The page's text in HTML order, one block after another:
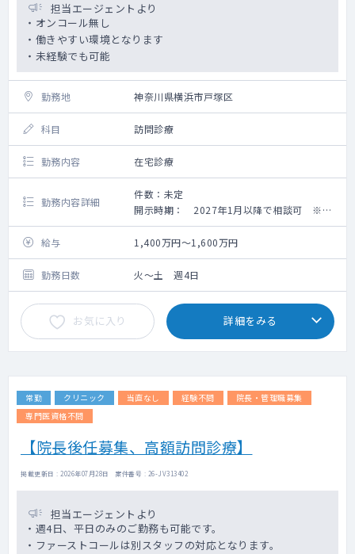
担当エージェントより
・オンコール無し
・働きやすい環境となります
・未経験でも可能
勤務地 神奈川県横浜市戸塚区
科目 訪問診療
勤務内容 在宅診療
勤務内容詳細
件数：未定
開示時期： 2027年1月以降で相談可 ※最
初は病院勤務その後在宅クリニック勤務を予
定しています
勤務内容： 在宅クリニック院長
訪問先 ： 居宅・施設共にあるが、居宅が
多くなる想定
曜日 ： 火曜日～土曜日で4日以上※月曜
日は勤務出来る先生が多数いる為、募集なし
勤務時間： 8:30～17:30または9:00～18:00
で8時間勤務
訪問体制： ナース(運転)と2名で訪問
給与 1,400万円～1,600万円
勤務日数 火～土 週4日
お気に入り 詳細をみる
常勤 クリニック 当直なし 経験不問
院長・管理職募集
専門医資格不問
【院長後任募集、高額訪問診療】
掲載更新日 : 2026年07月28日 案件番号 : 26-JV313402
担当エージェントより
・週4日、平日のみのご勤務も可能です。
・ファーストコールは別スタッフの対応となります。